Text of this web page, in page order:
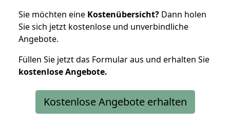
Sie möchten eine Kostenübersicht? Dann holen
Sie sich jetzt kostenlose und unverbindliche
Angebote.
Füllen Sie jetzt das Formular aus und erhalten Sie
kostenloseAngebote.
Kostenlose Angebote erhalten